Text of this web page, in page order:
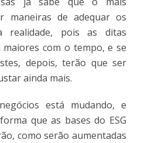
maneiras de adequar os
realidade, pois as ditas
com o tempo, e se
depois, terão que ser
ainda mais.
está mudando, e
que as bases do ESG
como serão aumentadas